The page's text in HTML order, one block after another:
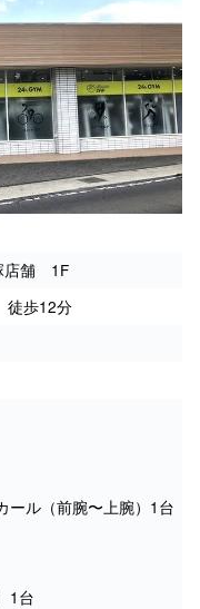
店舗 1F
歩12分
ール（前腕〜上腕）1台
1台